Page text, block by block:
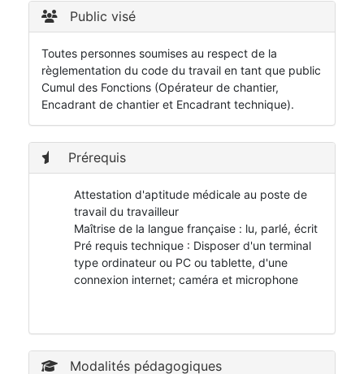
Public visé
Toutes personnes soumises au respect de la
règlementation du code du travail en tant que public
Cumul des Fonctions (Opérateur de chantier,
Encadrant de chantier et Encadrant technique).
Prérequis
Attestation d'aptitude médicale au poste de
travail du travailleur
Maîtrise de la langue française : lu, parlé, écrit
Pré requis technique : Disposer d'un terminal
type ordinateur ou PC ou tablette, d'une
connexion internet; caméra et microphone
Modalités pédagogiques